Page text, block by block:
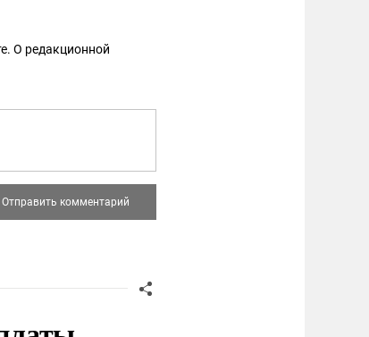
О редакционной